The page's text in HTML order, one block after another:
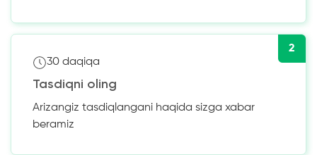
2
30 daqiqa
Tasdiqni oling
Arizangiz tasdiqlangani haqida sizga xabar
beramiz